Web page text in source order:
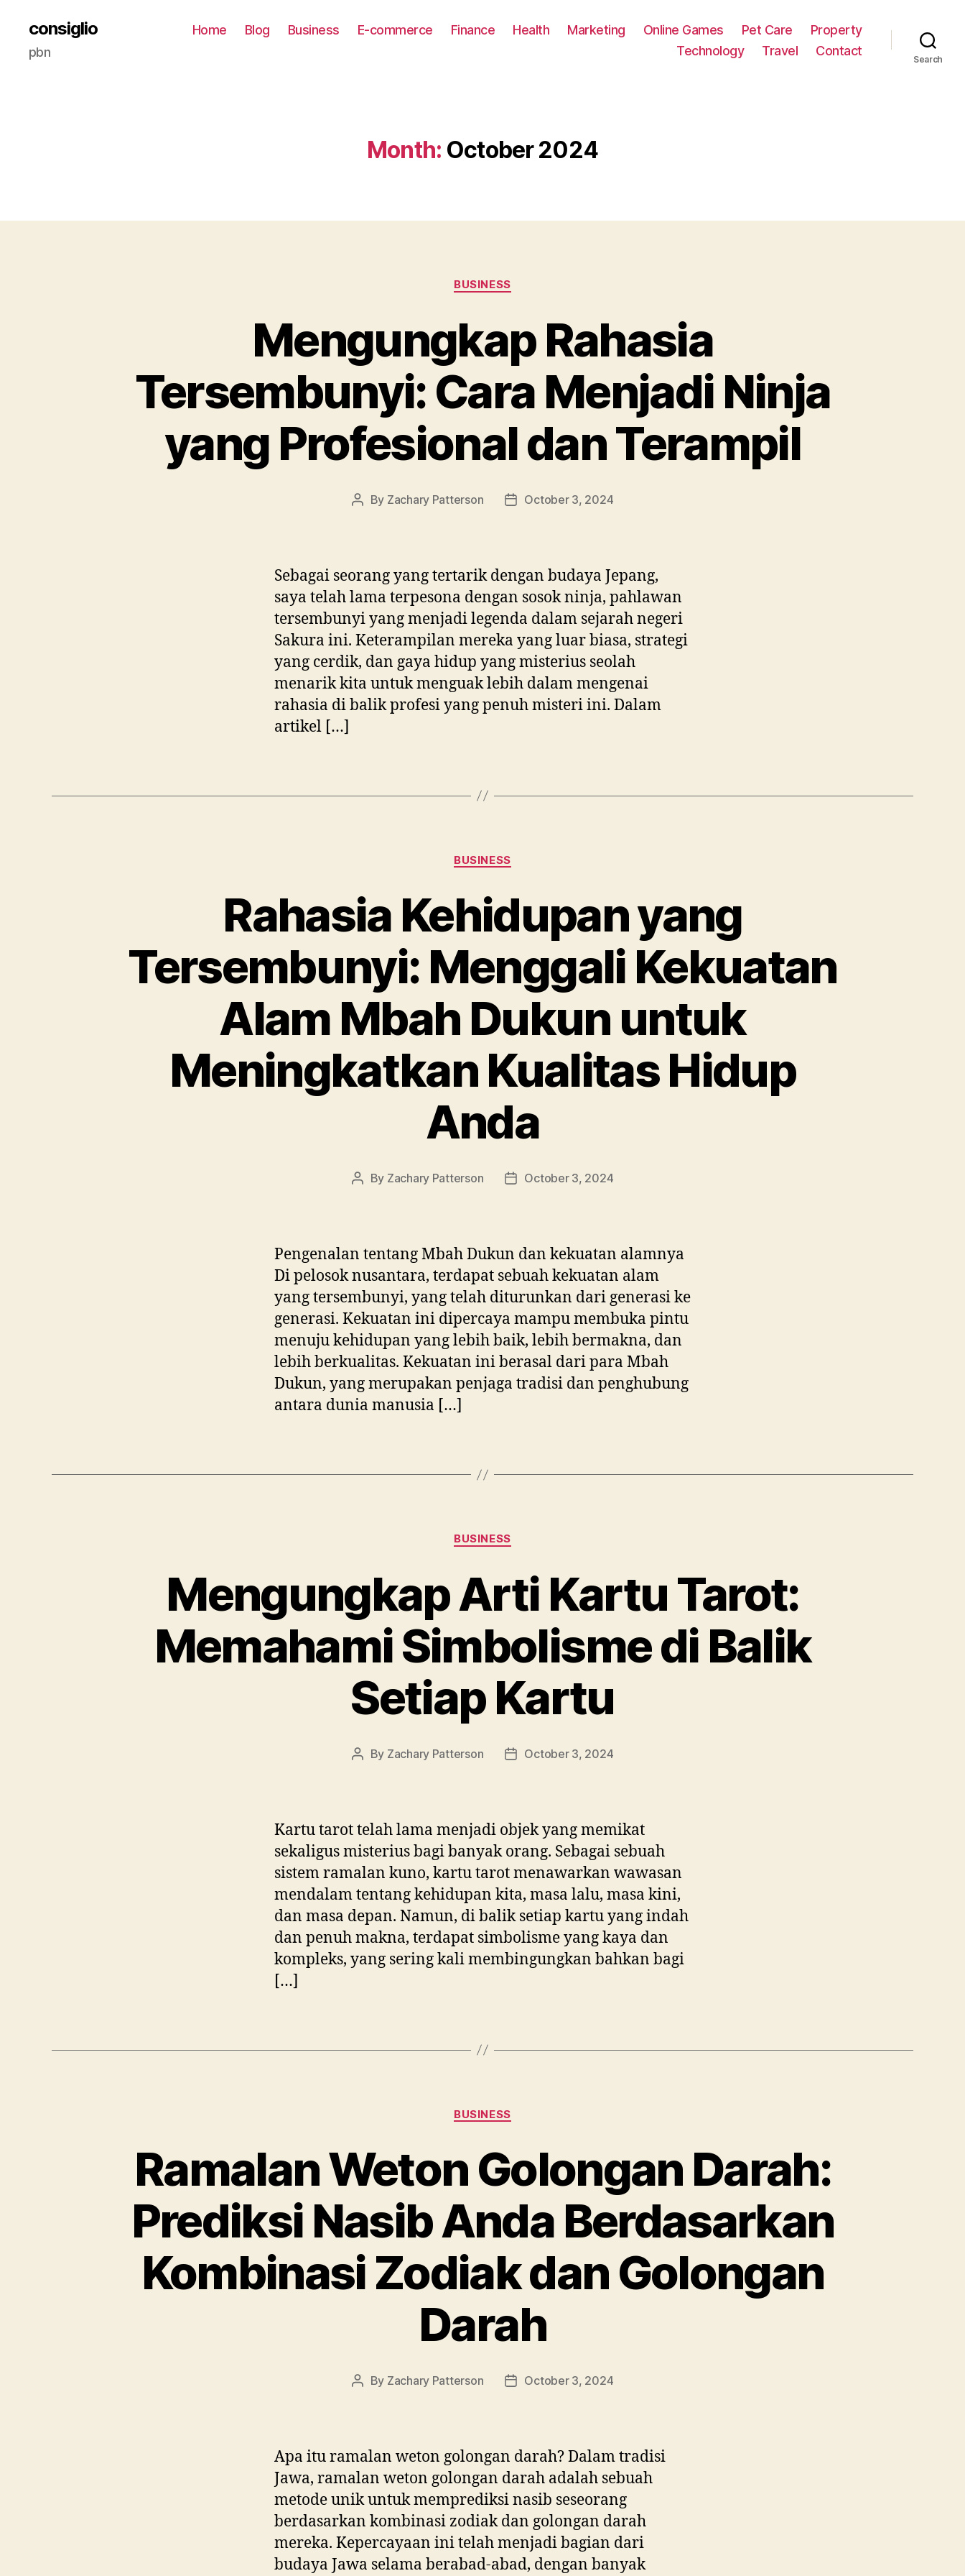
consiglio
pbn
Home Blog Business E-commerce Finance Health Marketing Online Games Pet Care
Property
Technology
Travel Contact
Search
Month: October 2024
Categories
BUSINESS
Mengungkap Rahasia
Tersembunyi: Cara Menjadi Ninja
yang Profesional dan Terampil
Post
By Zachary Patterson
PostOctober 3, 2024
Sebagai seorang yang tertarik dengan budaya Jepang,
saya telah lama terpesona dengan sosok ninja, pahlawan
tersembunyi yang menjadi legenda dalam sejarah negeri
Sakura ini. Keterampilan mereka yang luar biasa, strategi
yang cerdik, dan gaya hidup yang misterius seolah
menarik kita untuk menguak lebih dalam mengenai
rahasia di balik profesi yang penuh misteri ini. Dalam
artikel […]
Categories
BUSINESS
Rahasia Kehidupan yang
Tersembunyi: Menggali Kekuatan
Alam Mbah Dukun untuk
Meningkatkan Kualitas Hidup
Anda
Post
By Zachary Patterson
PostOctober 3, 2024
Pengenalan tentang Mbah Dukun dan kekuatan alamnya
Di pelosok nusantara, terdapat sebuah kekuatan alam
yang tersembunyi, yang telah diturunkan dari generasi ke
generasi. Kekuatan ini dipercaya mampu membuka pintu
menuju kehidupan yang lebih baik, lebih bermakna, dan
lebih berkualitas. Kekuatan ini berasal dari para Mbah
Dukun, yang merupakan penjaga tradisi dan penghubung
antara dunia manusia […]
Categories
BUSINESS
Mengungkap Arti Kartu Tarot:
Memahami Simbolisme di Balik
Setiap Kartu
Post
By Zachary Patterson
PostOctober 3, 2024
Kartu tarot telah lama menjadi objek yang memikat
sekaligus misterius bagi banyak orang. Sebagai sebuah
sistem ramalan kuno, kartu tarot menawarkan wawasan
mendalam tentang kehidupan kita, masa lalu, masa kini,
dan masa depan. Namun, di balik setiap kartu yang indah
dan penuh makna, terdapat simbolisme yang kaya dan
kompleks, yang sering kali membingungkan bahkan bagi
[…]
Categories
BUSINESS
Ramalan Weton Golongan Darah:
Prediksi Nasib Anda Berdasarkan
Kombinasi Zodiak dan Golongan
Darah
Post
By Zachary Patterson
PostOctober 3, 2024
Apa itu ramalan weton golongan darah? Dalam tradisi
Jawa, ramalan weton golongan darah adalah sebuah
metode unik untuk memprediksi nasib seseorang
berdasarkan kombinasi zodiak dan golongan darah
mereka. Kepercayaan ini telah menjadi bagian dari
budaya Jawa selama berabad-abad, dengan banyak